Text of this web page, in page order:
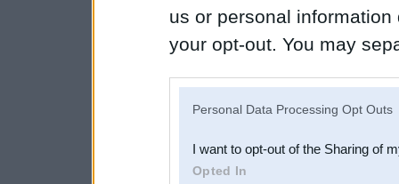
us or personal
your opt-out. You may
Downstream Participants
Personal Data Processing Opt Outs
I want to opt-out of the Sharing of
Opted In